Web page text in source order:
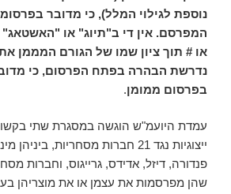
נוספת לגילוי המלל), כי מדובר
המפרסם. אין די ב"תיוג" או "האשטאג"
או # תוך ציון שמו של הגורם המממן
נדרשת הבהרה בפתח הפרסום, כי
בפרסום ממומן.
עמדת היועמ"ש הוגשה במסגרת שתי
ייצוגיות נגד 21 חברות מסחריות,
פנדורה, דיזל, אדידס, גרייגוס, וחברות
שהן מפרסמות את עצמן או את מוצריהן